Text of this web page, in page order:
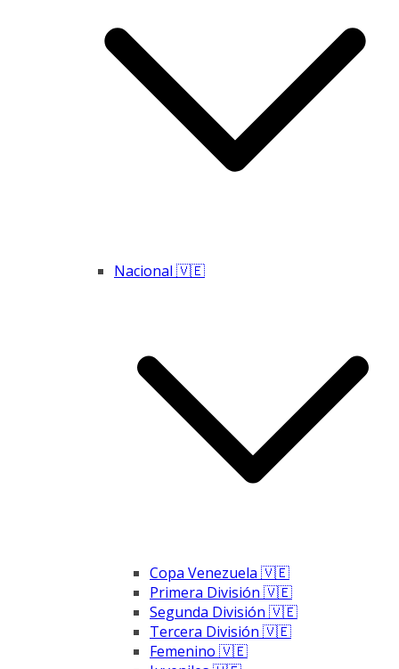
Nacional 🇻🇪
Copa Venezuela 🇻🇪
Primera División 🇻🇪
Segunda División 🇻🇪
Tercera División 🇻🇪
Femenino 🇻🇪